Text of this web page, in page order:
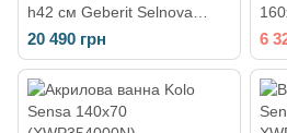
h42 см Geberit Selnova
Square у комплекті з
ніжками 554.386.01.1
20 490 грн 6